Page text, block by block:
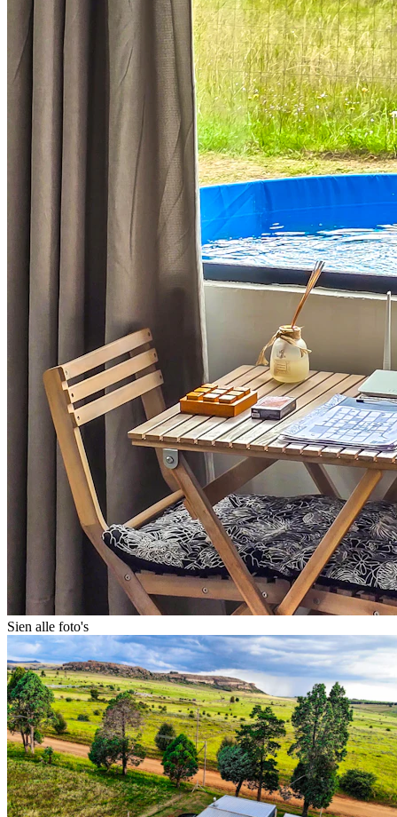
Sien alle foto's